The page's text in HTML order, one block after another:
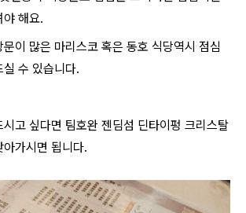
야 해요.
이 많은 마리스코 혹은 동호 식당역시 점심
수 있습니다.
고 싶다면 팀호완 젠딤섬 딘타이펑 크리스탈
가시면 됩니다.